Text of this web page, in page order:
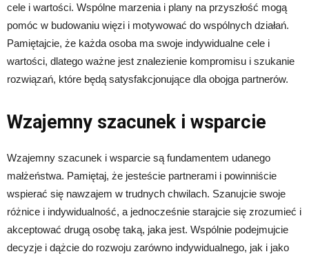
cele i wartości. Wspólne marzenia i plany na przyszłość mogą
pomóc w budowaniu więzi i motywować do wspólnych działań.
Pamiętajcie, że każda osoba ma swoje indywidualne cele i
wartości, dlatego ważne jest znalezienie kompromisu i szukanie
rozwiązań, które będą satysfakcjonujące dla obojga partnerów.
Wzajemny szacunek i wsparcie
Wzajemny szacunek i wsparcie są fundamentem udanego
małżeństwa. Pamiętaj, że jesteście partnerami i powinniście
wspierać się nawzajem w trudnych chwilach. Szanujcie swoje
różnice i indywidualność, a jednocześnie starajcie się zrozumieć i
akceptować drugą osobę taką, jaka jest. Wspólnie podejmujcie
decyzje i dążcie do rozwoju zarówno indywidualnego, jak i jako